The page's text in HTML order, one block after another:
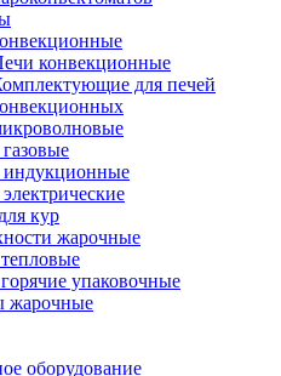
конвекционные
для печей
кур
жарочные
упаковочные
оборудование